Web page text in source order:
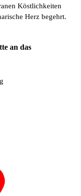
Köstlichkeiten
Herz begehrt.
an das